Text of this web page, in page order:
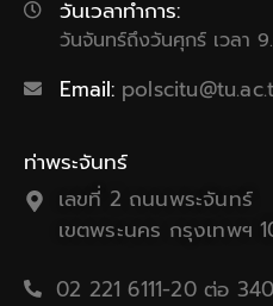
วันเวลาทำการ:
วันจันทร์ถึงวันศุกร์ เวลา
Email:
ท่าพระจันทร์
เลขที่ 2 ถนนพระจันทร์
เขตพระนคร กรุงเทพฯ
02 221 6111-20 ต่อ